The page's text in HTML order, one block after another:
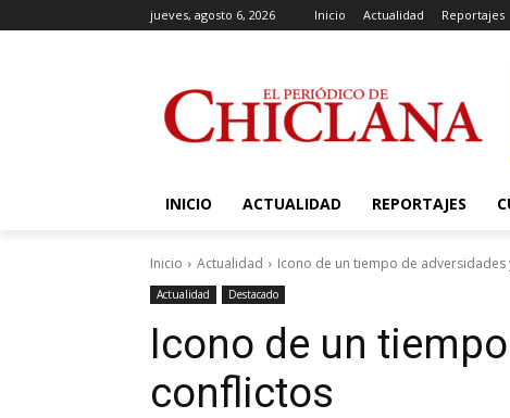
jueves, agosto 6, 2026 Inicio Actualidad Reportajes
INICIO ACTUALIDAD REPORTAJES
Inicio Actualidad Icono de un tiempo de adversidades
Actualidad Destacado
Icono de un
conflictos